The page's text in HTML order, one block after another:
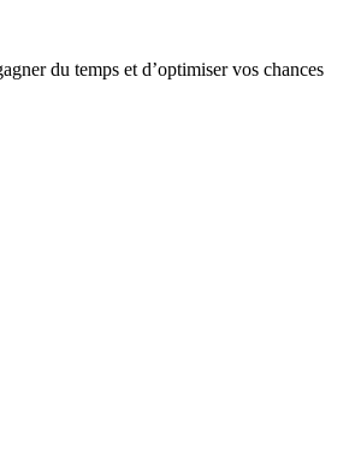
du temps et d’optimiser vos chances